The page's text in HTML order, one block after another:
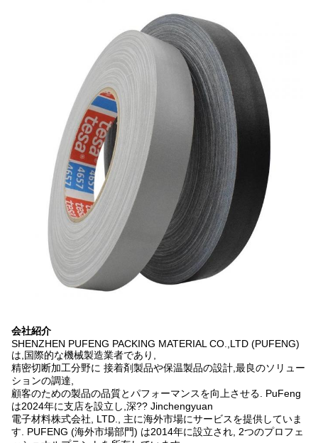
会社紹介
SHENZHEN PUFENG PACKING MATERIAL CO.,LTD (PUFENG)
は,国際的な機械製造業者であり,
精密切断加工分野に 接着剤製品や保温製品の設計,最良のソリュー
ションの調達,
顧客のための製品の品質とパフォーマンスを向上させる. PuFeng
は2024年に支店を設立し,深?? Jinchengyuan
電子材料株式会社, LTD., 主に海外市場にサービスを提供していま
す. PUFENG (海外市場部門) は2014年に設立され, 2つのプロフェ